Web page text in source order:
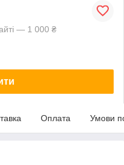
— 1 000 ₴
Оплата Умови